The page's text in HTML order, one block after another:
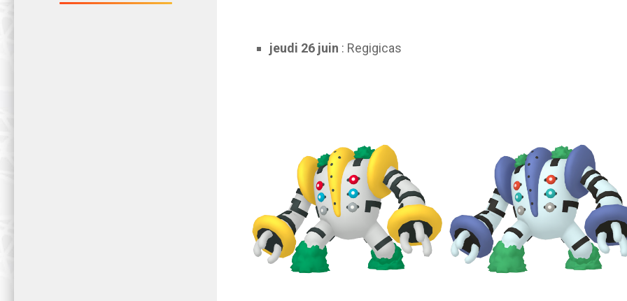
jeudi 26 juin : Regigicas